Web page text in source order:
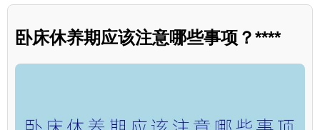
卧床休养期应该注意哪些事项？****